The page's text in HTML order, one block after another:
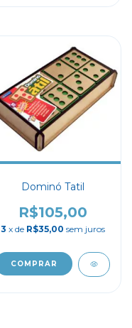
Dominó Tatil
R$105,00
3 x de R$35,00 sem juros